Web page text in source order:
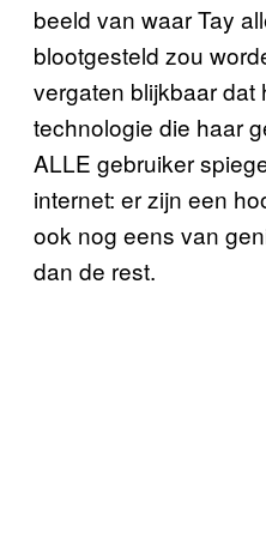
beeld van waar Tay
blootgesteld zou
vergaten blijkbaar
technologie die haar
ALLE gebruiker
internet: er zijn een
ook nog eens van
dan de rest.